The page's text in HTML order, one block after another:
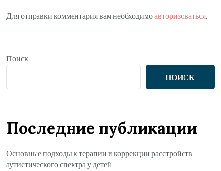
Для отправки комментария вам необходимоавторизоваться.
Поиск
ПОИСК
Последние публикации
Основные подходы к терапии и коррекции расстройств
аутистического спектра у детей